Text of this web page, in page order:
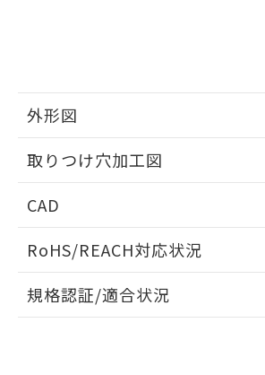
外形図
取りつけ穴加工図
CAD
ドすることができます。
ログイン/会員登録
RoHS/REACH対応状況
EU RoHS 注意事項・凡例
規格認証/適合状況
り、2022年1月12日より割愛して
す。